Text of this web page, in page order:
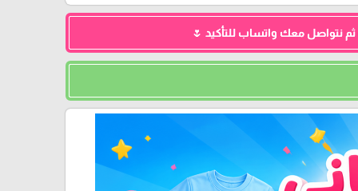
نتواصل معك واتساب للتأكيد 🌷